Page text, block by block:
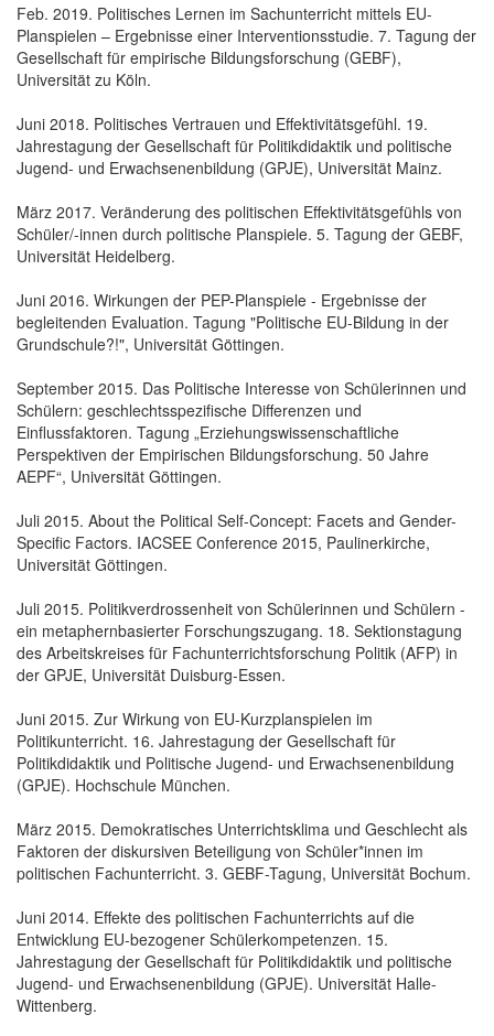
Feb. 2019. Politisches Lernen im Sachunterricht mittels EU-
Planspielen – Ergebnisse einer Interventionsstudie. 7. Tagung der
Gesellschaft für empirische Bildungsforschung (GEBF),
Universität zu Köln.
Juni 2018. Politisches Vertrauen und Effektivitätsgefühl. 19.
Jahrestagung der Gesellschaft für Politikdidaktik und politische
Jugend- und Erwachsenenbildung (GPJE), Universität Mainz.
März 2017. Veränderung des politischen Effektivitätsgefühls von
Schüler/-innen durch politische Planspiele. 5. Tagung der GEBF,
Universität Heidelberg.
Juni 2016. Wirkungen der PEP-Planspiele - Ergebnisse der
begleitenden Evaluation. Tagung "Politische EU-Bildung in der
Grundschule?!", Universität Göttingen.
September 2015. Das Politische Interesse von Schülerinnen und
Schülern: geschlechtsspezifische Differenzen und
Einflussfaktoren. Tagung „Erziehungswissenschaftliche
Perspektiven der Empirischen Bildungsforschung. 50 Jahre
AEPF“, Universität Göttingen.
Juli 2015. About the Political Self-Concept: Facets and Gender-
Specific Factors. IACSEE Conference 2015, Paulinerkirche,
Universität Göttingen.
Juli 2015. Politikverdrossenheit von Schülerinnen und Schülern -
ein metaphernbasierter Forschungszugang. 18. Sektionstagung
des Arbeitskreises für Fachunterrichtsforschung Politik (AFP) in
der GPJE, Universität Duisburg-Essen.
Juni 2015. Zur Wirkung von EU-Kurzplanspielen im
Politikunterricht. 16. Jahrestagung der Gesellschaft für
Politikdidaktik und Politische Jugend- und Erwachsenenbildung
(GPJE). Hochschule München.
März 2015. Demokratisches Unterrichtsklima und Geschlecht als
Faktoren der diskursiven Beteiligung von Schüler*innen im
politischen Fachunterricht. 3. GEBF-Tagung, Universität Bochum.
Juni 2014. Effekte des politischen Fachunterrichts auf die
Entwicklung EU-bezogener Schülerkompetenzen. 15.
Jahrestagung der Gesellschaft für Politikdidaktik und politische
Jugend- und Erwachsenenbildung (GPJE). Universität Halle-
Wittenberg.